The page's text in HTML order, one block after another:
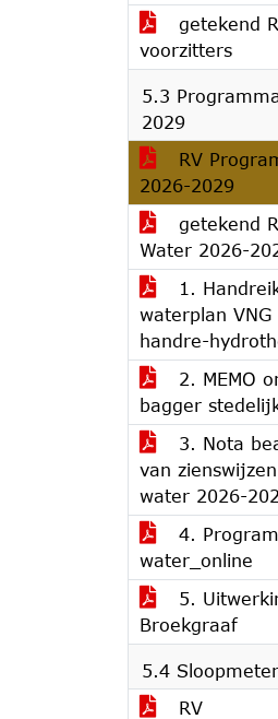
getekend
voorzitters
5.3
2029
RV
2026-2029
getekend
Water 2026-
1.
waterplan VNG
handre-
2. MEMO
bagger
3. Nota
van
water 2026-
4.
water_online
5.
Broekgraaf
5.4
RV